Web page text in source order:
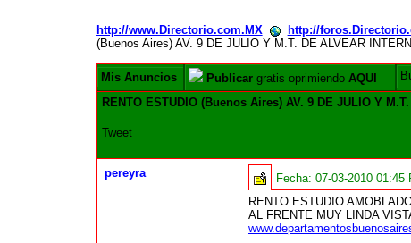
http://www.Directorio.com.MX http://
(Buenos Aires) AV. 9 DE JULIO Y M.T. DE ALVEAR
Mis Anuncios Publicargratis oprimiendo AQUI
RENTO ESTUDIO (Buenos Aires) AV. 9 DE JULIO Y
Tweet
pereyra Fecha: 07-03-2010 01:45
RENTO ESTUDIO
AL FRENTE MUY LINDA